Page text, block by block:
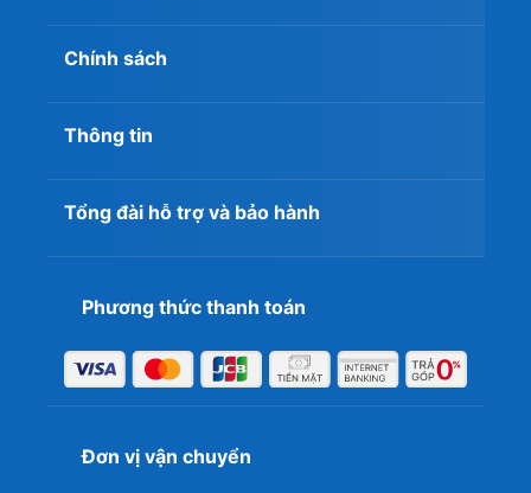
Dưới đây là bảng thông số kỹ thuật phần cứng của các
mã VGA AIVISION tiêu biểu giúp người mua dễ dàng lựa
Tên mã sản
phẩm
Bus
730
GDDR5
AIVISION GTX
4GB
AIVISION GTX
1660 Ti
6GB
GDDR6
192-
bit
450W
RTX 2060
8GB
Chính sách
Thông tin
Tổng đài hỗ trợ và bảo hành
Phương thức thanh toán
Đơn vị vận chuyển